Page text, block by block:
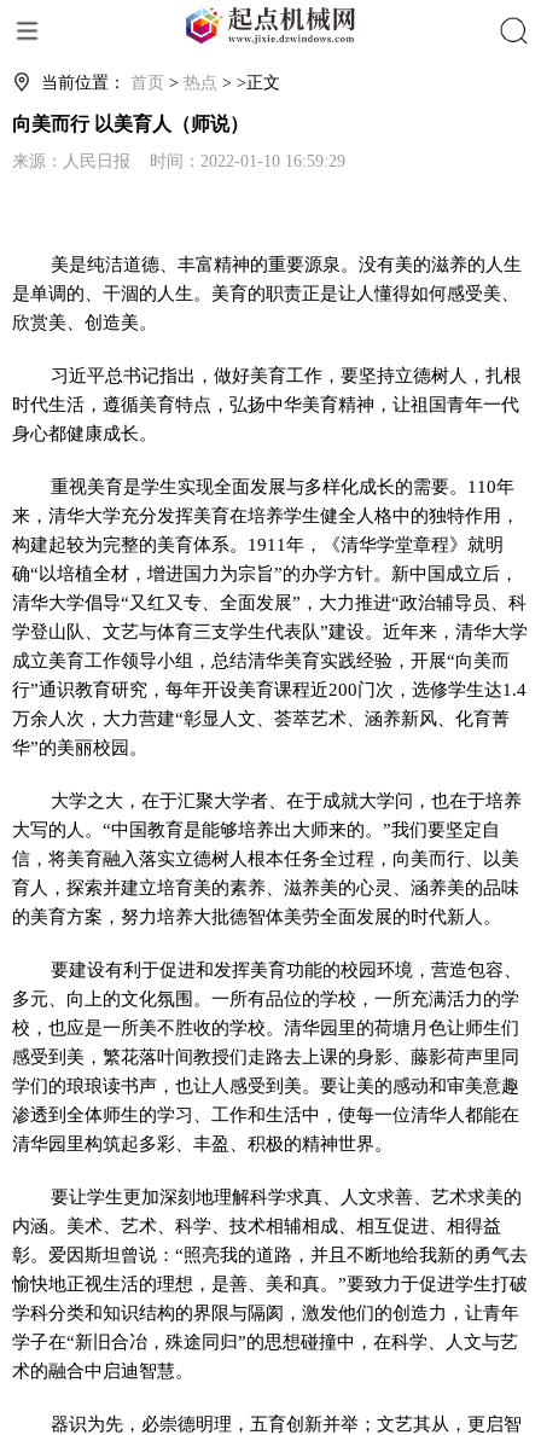
当前位置： 首页 > 热点 > >正文
向美而行 以美育人（师说）
来源：人民日报 时间：2022-01-10 16:59:29
美是纯洁道德、丰富精神的重要源泉。没有美的滋养的人生
是单调的、干涸的人生。美育的职责正是让人懂得如何感受美、
欣赏美、创造美。
习近平总书记指出，做好美育工作，要坚持立德树人，扎根
时代生活，遵循美育特点，弘扬中华美育精神，让祖国青年一代
身心都健康成长。
重视美育是学生实现全面发展与多样化成长的需要。110年
来，清华大学充分发挥美育在培养学生健全人格中的独特作用，
构建起较为完整的美育体系。1911年，《清华学堂章程》就明
确“以培植全材，增进国力为宗旨”的办学方针。新中国成立后，
清华大学倡导“又红又专、全面发展”，大力推进“政治辅导员、科
学登山队、文艺与体育三支学生代表队”建设。近年来，清华大学
成立美育工作领导小组，总结清华美育实践经验，开展“向美而
行”通识教育研究，每年开设美育课程近200门次，选修学生达1.4
万余人次，大力营建“彰显人文、荟萃艺术、涵养新风、化育菁
华”的美丽校园。
大学之大，在于汇聚大学者、在于成就大学问，也在于培养
大写的人。“中国教育是能够培养出大师来的。”我们要坚定自
信，将美育融入落实立德树人根本任务全过程，向美而行、以美
育人，探索并建立培育美的素养、滋养美的心灵、涵养美的品味
的美育方案，努力培养大批德智体美劳全面发展的时代新人。
要建设有利于促进和发挥美育功能的校园环境，营造包容、
多元、向上的文化氛围。一所有品位的学校，一所充满活力的学
校，也应是一所美不胜收的学校。清华园里的荷塘月色让师生们
感受到美，繁花落叶间教授们走路去上课的身影、藤影荷声里同
学们的琅琅读书声，也让人感受到美。要让美的感动和审美意趣
渗透到全体师生的学习、工作和生活中，使每一位清华人都能在
清华园里构筑起多彩、丰盈、积极的精神世界。
要让学生更加深刻地理解科学求真、人文求善、艺术求美的
内涵。美术、艺术、科学、技术相辅相成、相互促进、相得益
彰。爱因斯坦曾说：“照亮我的道路，并且不断地给我新的勇气去
愉快地正视生活的理想，是善、美和真。”要致力于促进学生打破
学科分类和知识结构的界限与隔阂，激发他们的创造力，让青年
学子在“新旧合冶，殊途同归”的思想碰撞中，在科学、人文与艺
术的融合中启迪智慧。
器识为先，必崇德明理，五育创新并举；文艺其从，更启智